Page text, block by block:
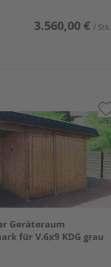
3.560,00 € / Stk.
Geräteraum
für V.6x9 KDG grau